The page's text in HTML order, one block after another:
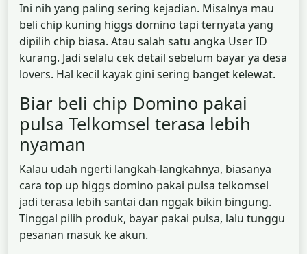
Ini nih yang paling sering kejadian. Misalnya mau
beli chip kuning higgs domino tapi ternyata yang
dipilih chip biasa. Atau salah satu angka User ID
kurang. Jadi selalu cek detail sebelum bayar ya desa
lovers. Hal kecil kayak gini sering banget kelewat.
Biar beli chip Domino pakai
pulsa Telkomsel terasa lebih
nyaman
Kalau udah ngerti langkah-langkahnya, biasanya
cara top up higgs domino pakai pulsa telkomsel
jadi terasa lebih santai dan nggak bikin bingung.
Tinggal pilih produk, bayar pakai pulsa, lalu tunggu
pesanan masuk ke akun.